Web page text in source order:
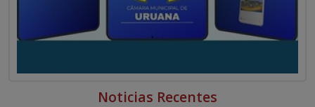
Noticias Recentes